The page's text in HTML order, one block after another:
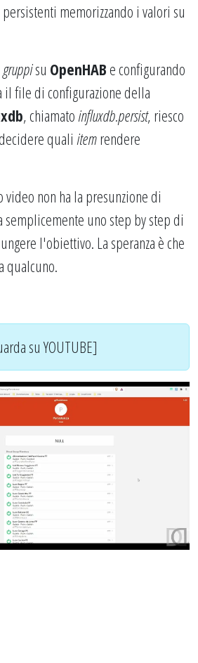
memorizzando i valori su
gruppisu OpenHAB e configurando
il file di configurazione della
, chiamatoinfluxdb.persist, riesco
quali itemrendere
video non ha la presunzione di
uno step by step di
l'obiettivo. La speranza è che
qualcuno.
su YOUTUBE]